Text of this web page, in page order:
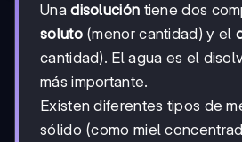
Unadisolución tiene dos
soluto(menor cantidad) y el
cantidad). El agua es el
más importante.
Existen diferentes tipos de
sólido (como miel